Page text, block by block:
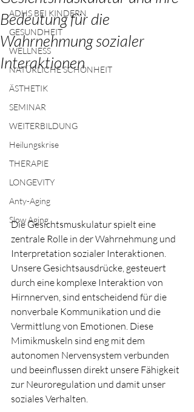
ADHS BEI KINDERN
GESUNDHEIT
WELLNESS
NATÜRLICHE SCHÖNHEIT
ÄSTHETIK
SEMINAR
WEITERBILDUNG
Heilungskrise
THERAPIE
LONGEVITY
Anty-Aging
Slow Aging
Bedeutung für die
Wahrnehmung sozialer
Interaktionen
Die Gesichtsmuskulatur spielt eine
zentrale Rolle in der Wahrnehmung und
Interpretation sozialer Interaktionen.
Unsere Gesichtsausdrücke, gesteuert
durch eine komplexe Interaktion von
Hirnnerven, sind entscheidend für die
nonverbale Kommunikation und die
Vermittlung von Emotionen. Diese
Mimikmuskeln sind eng mit dem
autonomen Nervensystem verbunden
und beeinflussen direkt unsere Fähigkeit
zur Neuroregulation und damit unser
soziales Verhalten.